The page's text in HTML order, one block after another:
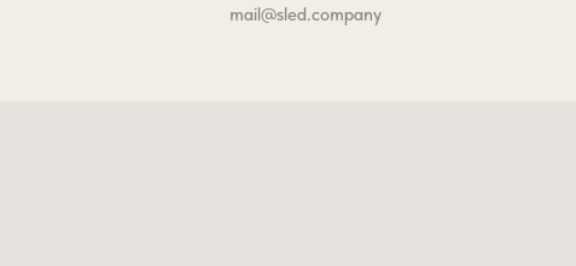
mail@sled.company